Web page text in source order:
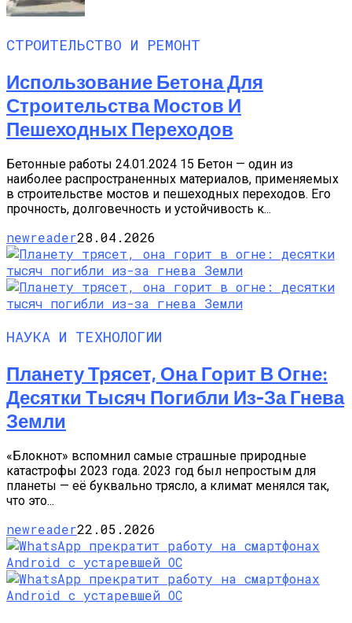
СТРОИТЕЛЬСТВО И РЕМОНТ
Использование Бетона Для
Строительства Мостов И
Пешеходных Переходов
Бетонные работы 24.01.2024 15 Бетон — один из
наиболее распространенных материалов, применяемых
в строительстве мостов и пешеходных переходов. Его
прочность, долговечность и устойчивость к...
newreader28.04.2026
НАУКА И ТЕХНОЛОГИИ
Планету Трясет, Она Горит В Огне:
Десятки Тысяч Погибли Из-За Гнева
Земли
«Блокнот» вспомнил самые страшные природные
катастрофы 2023 года. 2023 год был непростым для
планеты — её буквально трясло, а климат менялся так,
что это...
newreader22.05.2026